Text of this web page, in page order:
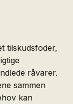
tilskudsfoder,
råvarer.
sammen
kan